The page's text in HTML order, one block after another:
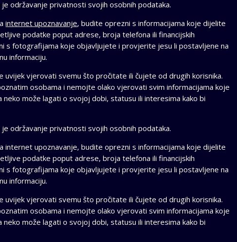
je održavanje privatnosti svojih osobnih podataka.
internet upoznavanje, budite oprezni s informacijama koje dijelite
podatke poput adrese, broja telefona ili financijskih
s fotografijama koje objavljujete i provjerite jesu li postavljene na
informaciju.
uvijek vjerovati svemu što pročitate ili čujete od drugih korisnika.
osobama i nemojte olako vjerovati svim informacijama koje
neko može lagati o svojoj dobi, statusu ili interesima kako bi
je održavanje privatnosti svojih osobnih podataka.
internet upoznavanje, budite oprezni s informacijama koje dijelite
podatke poput adrese, broja telefona ili financijskih
s fotografijama koje objavljujete i provjerite jesu li postavljene na
informaciju.
uvijek vjerovati svemu što pročitate ili čujete od drugih korisnika.
osobama i nemojte olako vjerovati svim informacijama koje
neko može lagati o svojoj dobi, statusu ili interesima kako bi